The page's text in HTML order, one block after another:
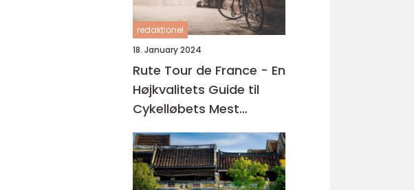
redaktionel
18. January 2024
Rute Tour de France - En
Højkvalitets Guide til
Cykelløbets Mest
Ikonerende Rute